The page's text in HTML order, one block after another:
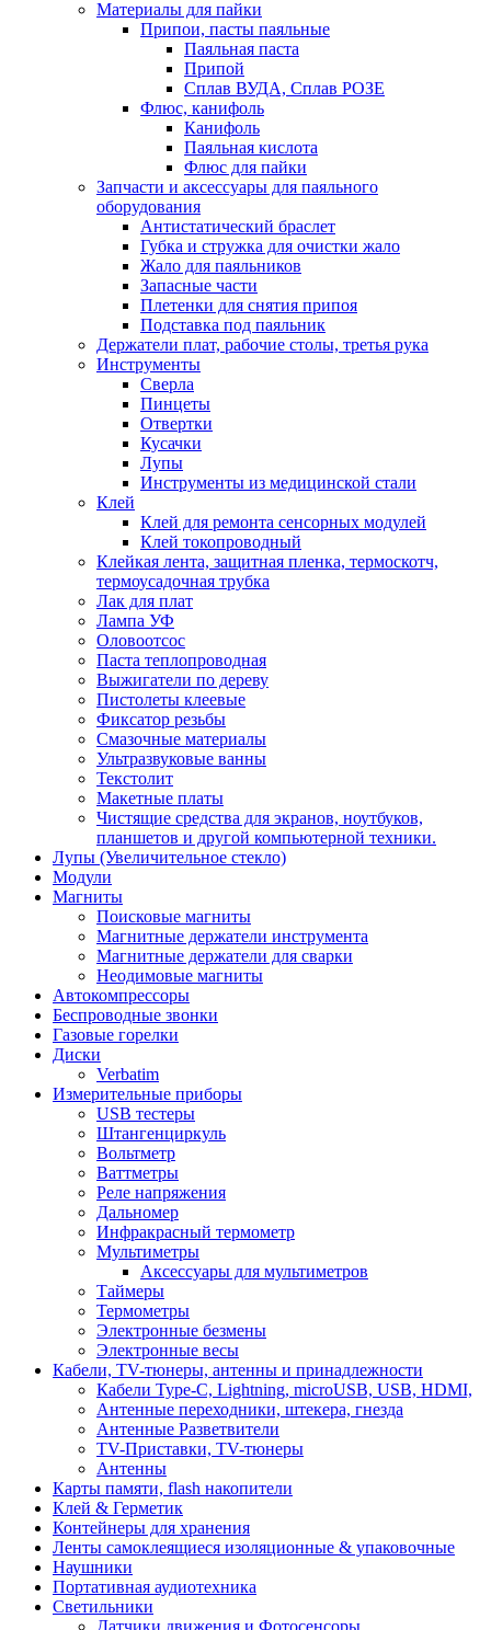
Материалы для пайки
Припои, пасты паяльные
Паяльная паста
Припой
Сплав ВУДА, Сплав РОЗЕ
Флюс, канифоль
Канифоль
Паяльная кислота
Флюс для пайки
Запчасти и аксессуары для паяльного
оборудования
Антистатический браслет
Губка и стружка для очистки жало
Жало для паяльников
Запасные части
Плетенки для снятия припоя
Подставка под паяльник
Держатели плат, рабочие столы, третья рука
Инструменты
Сверла
Пинцеты
Отвертки
Кусачки
Лупы
Инструменты из медицинской стали
Клей
Клей для ремонта сенсорных модулей
Клей токопроводный
Клейкая лента, защитная пленка, термоскотч,
термоусадочная трубка
Лак для плат
Лампа УФ
Оловоотсос
Паста теплопроводная
Выжигатели по дереву
Пистолеты клеевые
Фиксатор резьбы
Смазочные материалы
Ультразвуковые ванны
Текстолит
Макетные платы
Чистящие средства для экранов, ноутбуков,
планшетов и другой компьютерной техники.
Лупы (Увеличительное стекло)
Модули
Магниты
Поисковые магниты
Магнитные держатели инструмента
Магнитные держатели для сварки
Неодимовые магниты
Автокомпрессоры
Беспроводные звонки
Газовые горелки
Диски
Verbatim
Измерительные приборы
USB тестеры
Штангенциркуль
Вольтметр
Ваттметры
Реле напряжения
Дальномер
Инфракрасный термометр
Мультиметры
Аксессуары для мультиметров
Таймеры
Термометры
Электронные безмены
Электронные весы
Кабели, TV-тюнеры, антенны и принадлежности
Кабели Type-C, Lightning, microUSB, USB, HDMI,
Антенные переходники, штекера, гнезда
Антенные Разветвители
TV-Приставки, TV-тюнеры
Антенны
Карты памяти, flash накопители
Клей & Герметик
Контейнеры для хранения
Ленты самоклеящиеся изоляционные & упаковочные
Наушники
Портативная аудиотехника
Светильники
Датчики движения и Фотосенсоры